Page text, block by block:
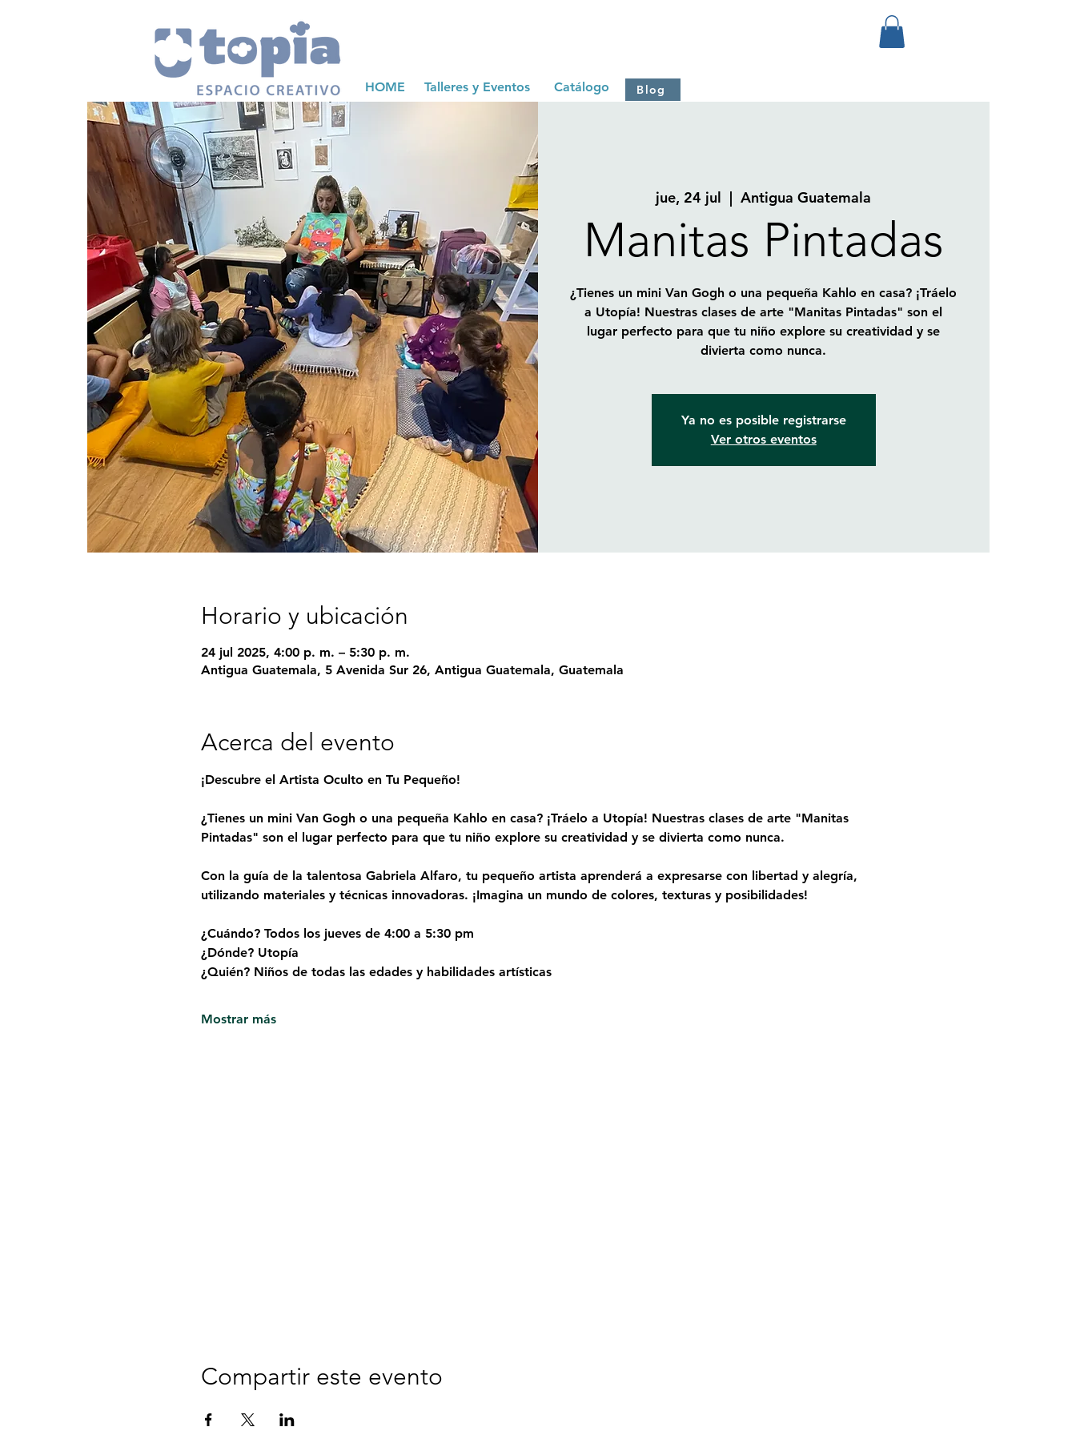
HOME Talleres y Eventos Catálogo Blog
jue, 24 jul
  |
Antigua Guatemala
Manitas Pintadas
¿Tienes un mini Van Gogh o una pequeña Kahlo en casa? ¡Tráelo
a Utopía! Nuestras clases de arte "Manitas Pintadas" son el
lugar perfecto para que tu niño explore su creatividad y se
divierta como nunca.
Ya no es posible registrarse
Ver otros eventos
Horario y ubicación
24 jul 2025, 4:00 p. m. – 5:30 p. m.
Antigua Guatemala, 5 Avenida Sur 26, Antigua Guatemala, Guatemala
Acerca del evento
¡Descubre el Artista Oculto en Tu Pequeño!
¿Tienes un mini Van Gogh o una pequeña Kahlo en casa? ¡Tráelo a Utopía! Nuestras clases de arte "Manitas
Pintadas" son el lugar perfecto para que tu niño explore su creatividad y se divierta como nunca.
Con la guía de la talentosa Gabriela Alfaro, tu pequeño artista aprenderá a expresarse con libertad y alegría,
utilizando materiales y técnicas innovadoras. ¡Imagina un mundo de colores, texturas y posibilidades!
¿Cuándo? Todos los jueves de 4:00 a 5:30 pm
¿Dónde? Utopía
¿Quién? Niños de todas las edades y habilidades artísticas
Mostrar más
Compartir este evento